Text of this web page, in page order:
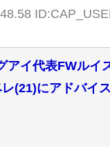
アイ代表FWルイ
(21)にアドバイ